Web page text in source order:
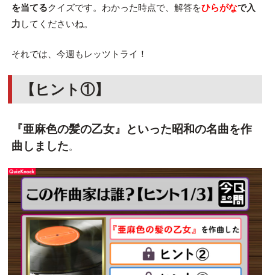
を当てるクイズです。わかった時点で、解答をひらがなで入
力 してくださいね。
それでは、今週もレッツトライ！
【ヒント①】
『亜麻色の髪の乙女』といった昭和の名曲を作
曲しました。